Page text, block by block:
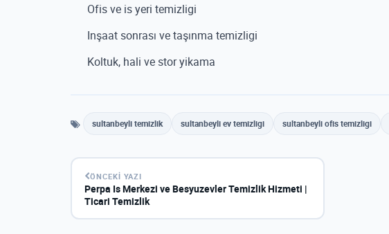
Ofis ve is yeri temizligi
Inşaat sonrası ve taşınma temizligi
Koltuk, hali ve stor yikama
sultanbeyli temizlik sultanbeyli ev temizligi sultanbeyli ofis temizligi
ÖNCEKI YAZI
Perpa Is Merkezi ve Besyuzevler Temizlik Hizmeti |
Ticari Temizlik